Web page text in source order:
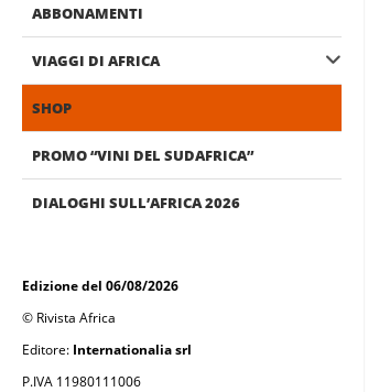
ABBONAMENTI
VIAGGI DI AFRICA
SHOP
PROMO “VINI DEL SUDAFRICA”
DIALOGHI SULL’AFRICA 2026
Edizione del 06/08/2026
© Rivista Africa
Editore: Internationalia srl
P.IVA 11980111006